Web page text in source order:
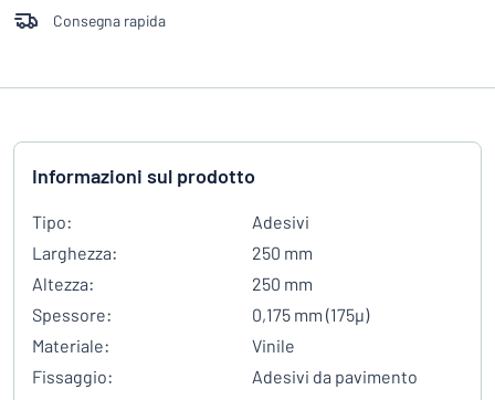
Consegna rapida
Informazioni sul prodotto
Tipo:
Adesivi
Larghezza:
250 mm
Altezza:
250 mm
Spessore:
0,175 mm (175µ)
Materiale:
Vinile
Fissaggio:
Adesivi da pavimento